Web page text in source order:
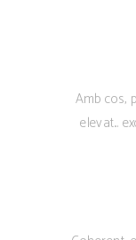
Amb cos,
elevat...